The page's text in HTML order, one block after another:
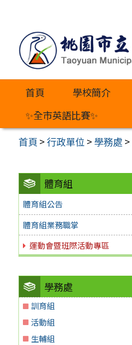
內
首頁 學校簡介
✨全市英語比賽✨
首頁 >行政單位 > 學務處 >
體育組
體育組公告
體育組業務職掌
運動會暨班際活動專區
學務處
訓育組
活動組
生輔組